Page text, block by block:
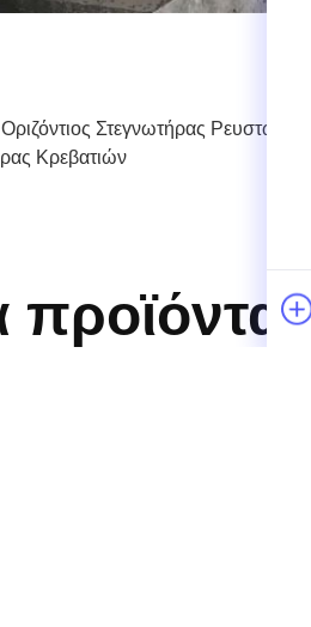
Οριζόντιος Στεγνωτήρας Ρευστών
Κρεβατιών
προϊόντα